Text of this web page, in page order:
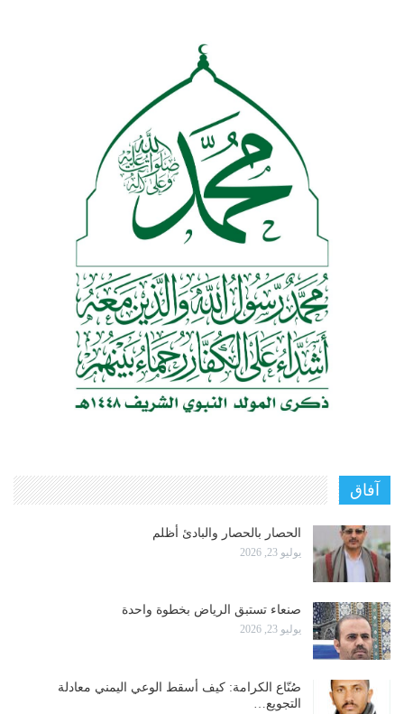
آفاق
الحصار بالحصار والبادئ أظلم
يوليو 23, 2026
صنعاء تستبق الرياض بخطوة واحدة
يوليو 23, 2026
صُنّاع الكرامة: كيف أسقط الوعي اليمني معادلة
التجويع…